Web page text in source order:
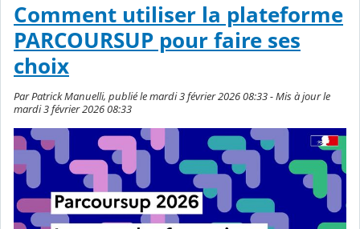
Comment utiliser la plateforme
PARCOURSUP pour faire ses
choix
Par Patrick Manuelli, publié le mardi 3 février 2026 08:33 - Mis à jour le
mardi 3 février 2026 08:33